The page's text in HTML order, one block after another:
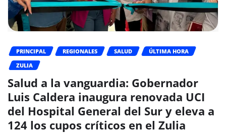
PRINCIPAL REGIONALES SALUD
ÚLTIMA HORA
ZULIA
Salud a la vanguardia: Gobernador
Luis Caldera inaugura renovada UCI
del Hospital General del Sur y eleva a
124 los cupos críticos en el Zulia